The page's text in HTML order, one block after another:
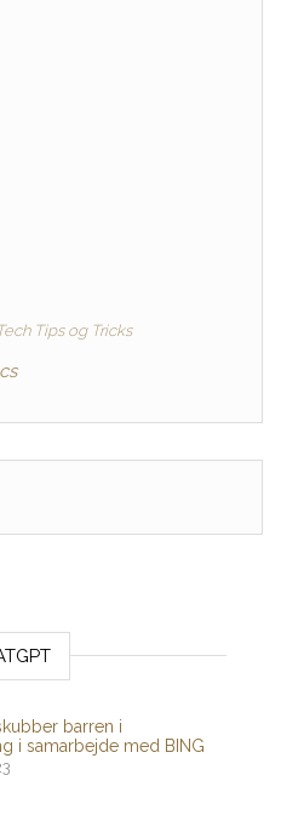
Tips og Tricks
barren i
i samarbejde med BING